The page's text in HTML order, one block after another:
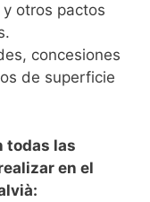
otros pactos
concesiones
de superficie
todas las
en el